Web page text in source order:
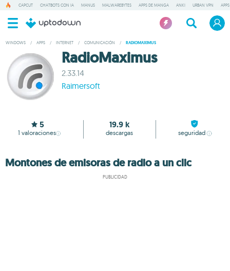
CAPCUT CHATBOTS CON IA MANUS MALWAREBYTES APPS DE MANGA ANKI URBAN VPN
WINDOWS / APPS / INTERNET / COMUNICACIÓN / RADIOMAXIMUS
RadioMaximus
2.33.14
Raimersoft
5
1 valoraciones
19.9 k
descargas seguridad
Montones de emisoras de radio a un clic
PUBLICIDAD